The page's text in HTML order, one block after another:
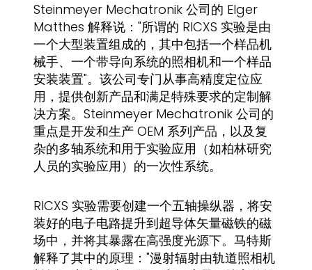
Steinmeyer Mechatronik 公司的 Elger
Matthes 解释说："所谓的 RICXS 实验是由
一个大型装置组成的，其中包括一个样品机
械手、一个带导向系统的照相机和一个样品
安装装置"。该公司专门从事高精度定位应
用，提供创新产品和满足特殊要求的定制解
决方案。Steinmeyer Mechatronik 公司的
重点是开发和生产 OEM 系列产品，以及复
杂的多轴系统和用于实验应用（如柏林研究
人员的实验应用）的一次性系统。
RICXS 实验需要创建一个五轴操纵器，将安
装好的电子电路提升到超导体矢量磁铁的磁
场中，并将其暴露在高强度光源下。马特斯
解释了其中的原理："漫射辐射由轨道照相机